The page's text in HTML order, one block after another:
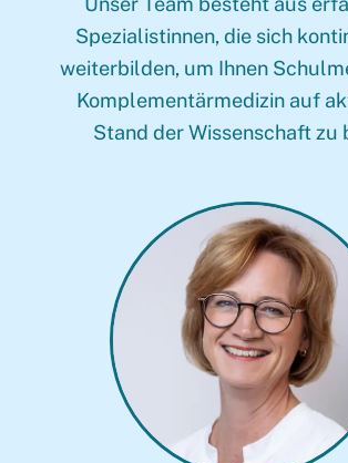
Spezialistinnen, die sich
weiterbilden, um Ihnen
Komplementärmedizin auf
Stand der Wissenschaft zu